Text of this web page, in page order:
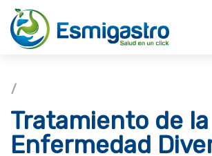
/
Tratamiento de la
Enfermedad